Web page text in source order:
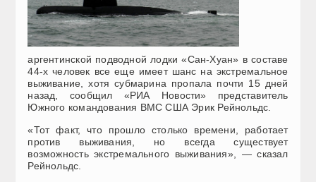
аргентинской подводной лодки «Сан-Хуан» в составе
44-х человек все еще имеет шанс на экстремальное
выживание, хотя субмарина пропала почти 15 дней
назад, сообщил «РИА Новости» представитель
Южного командования ВМС США Эрик Рейнольдс.
«Тот факт, что прошло столько времени, работает
против выживания, но всегда существует
возможность экстремального выживания», — сказал
Рейнольдс.